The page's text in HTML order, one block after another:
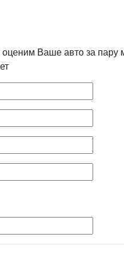
Ваше авто за пару